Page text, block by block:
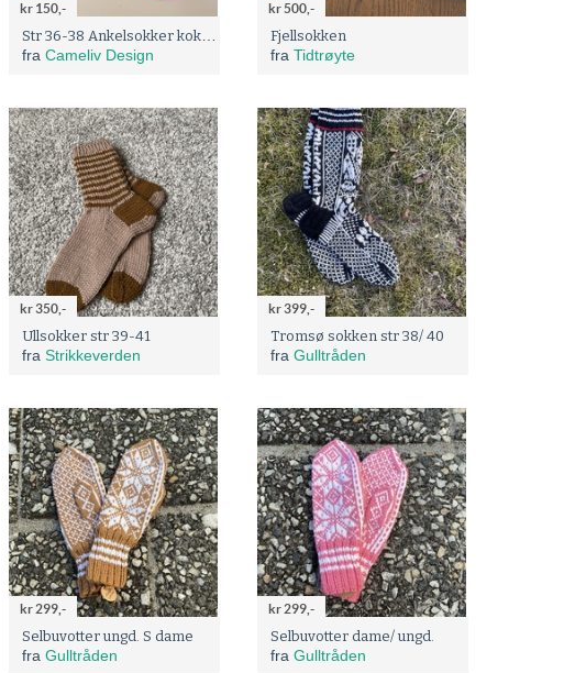
kr 150,-
fra Cameliv Design
kr 500,-
Fjellsokken
fra Tidtrøyte
kr 350,-
Ullsokker str 39-41
fra Strikkeverden
kr 399,-
Tromsø sokken str 38/ 40
fra Gulltråden
kr 299,-
Selbuvotter ungd. S dame
fra Gulltråden
kr 299,-
Selbuvotter dame/ ungd.
fra Gulltråden